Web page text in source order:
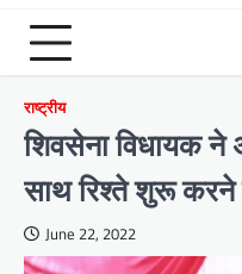
राष्ट्रीय
शिवसेना विधायक ने
साथ रिश्ते शुरू करने
June 22, 2022